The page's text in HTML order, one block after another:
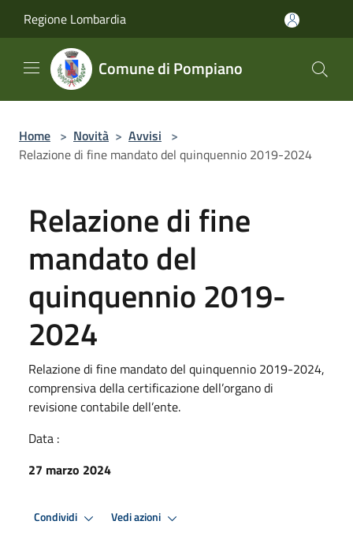
Regione Lombardia
Comune di Pompiano
Home > Novità > Avvisi >
Relazione di fine mandato del quinquennio 2019-2024
Relazione di fine
mandato del
quinquennio 2019-
2024
Relazione di fine mandato del quinquennio 2019-2024,
comprensiva della certificazione dell’organo di
revisione contabile dell’ente.
Data :
27 marzo 2024
Condividi Vedi azioni